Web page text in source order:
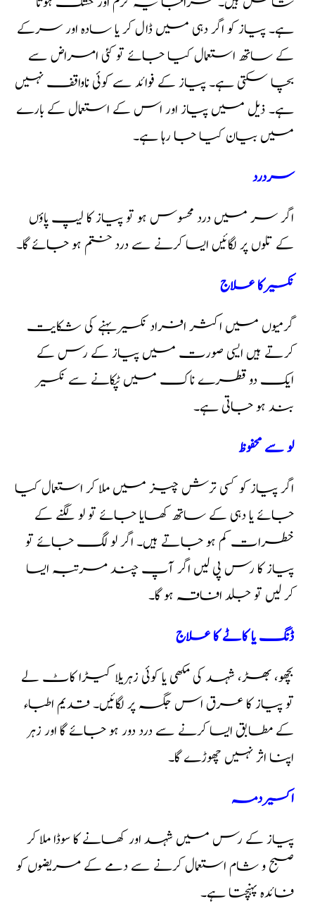
ہے۔ پیاز کو اگر دہی میں ڈال کر یا سادہ اور سرکے
کے ساتھ استعمال کیا جائے تو کئی امراض سے
بچا سکتی ہے۔ پیاز کے فوائد سے کوئی ناواقف نہیں
ہے۔ ذیل میں پیاز اور اس کے استعمال کے بارے
میں بیان کیا جا رہا ہے۔
سردرد
اگر سر میں درد محسوس ہو تو پیاز کا لیپ پاؤں
کے تلوں پر لگائیں ایسا کرنے سے درد ختم ہو جائے گا۔
نکسیر کا علاج
گرمیوں میں اکثر افراد نکسیر بہنے کی شکایت
کرتے ہیں ایسی صورت میں پیاز کے رس کے
ایک دو قطرے ناک میں ٹپکانے سے نکسیر
بند ہو جاتی ہے۔
لو سے محفوظ
اگر پیاز کو کسی ترش چیز میں ملا کر استعمال کیا
جائے یا دہی کے ساتھ کھایا جائے تو لو لگنے کے
خطرات کم ہو جاتے ہیں۔ اگر لو لگ جائے تو
پیاز کا رس پی لیں اگر آپ چند مرتبہ ایسا
کر لیں تو جلد افاقہ ہو گا۔
ڈنگ یا کاٹے کا علاج
بچھو، بھڑ، شہد کی مکھی یا کوئی زہریلا کیڑا کاٹ لے
تو پیاز کا عرق اس جگہ پر لگائیں۔ قدیم اطباء
کے مطابق ایسا کرنے سے درد دور ہو جائے گا اور زہر
اپنا اثر نہیں چھوڑے گا۔
اکسیر دمہ
پیاز کے رس میں شہد اور کھانے کا سوڈا ملا کر
صبح و شام استعمال کرنے سے دمے کے مریضوں کو
فائدہ پہنچتا ہے۔